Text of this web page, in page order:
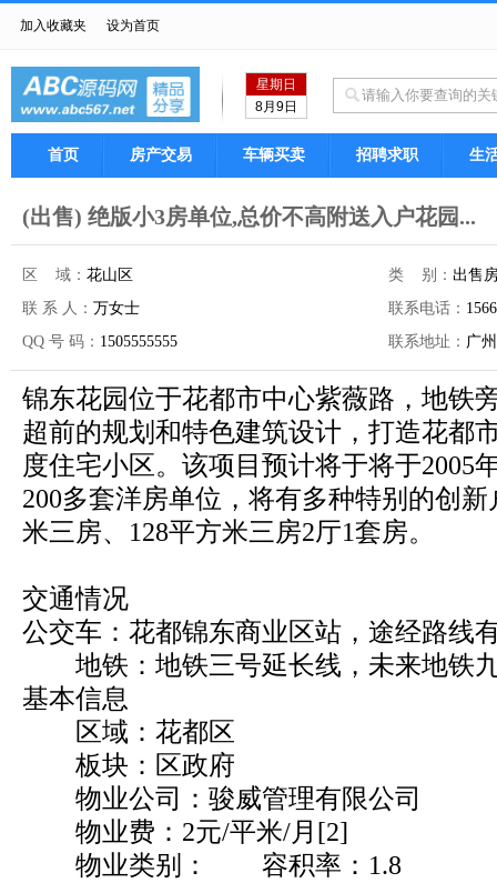
加入收藏夹 设为首页
星期日
8月9日
首页 房产交易 车辆买卖 招聘求职 生
(出售) 绝版小3房单位,总价不高附送入户花园...
区 域： 花山区 类 别： 出售
联 系 人： 万女士 联系电话：
QQ 号 码： 1505555555 联系地址： 广州
锦东花园位于花都市中心紫薇路，地铁
超前的规划和特色建筑设计，打造花都
度住宅小区。该项目预计将于将于2005
200多套洋房单位，将有多种特别的创
米三房、128平方米三房2厅1套房。
交通情况
公交车：花都锦东商业区站，途经路线
地铁：地铁三号延长线，未来地铁
基本信息
区域：花都区
板块：区政府
物业公司：骏威管理有限公司
物业费：2元/平米/月[2]
物业类别： 容积率：1.8